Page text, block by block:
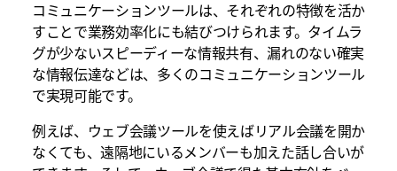
コミュニケーションツールは、それぞれの特徴を活か
すことで業務効率化にも結びつけられます。タイムラ
グが少ないスピーディーな情報共有、漏れのない確実
な情報伝達などは、多くのコミュニケーションツール
で実現可能です。
例えば、ウェブ会議ツールを使えばリアル会議を開か
なくても、遠隔地にいるメンバーも加えた話し合いが